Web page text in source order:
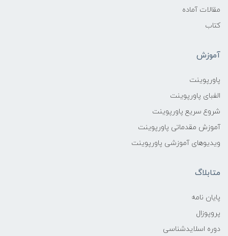
مقالات آماده
کتاب
آموزش
پاورپوینت
الفبای پاورپوینت
شروع سریع پاورپوینت
آموزش مقدماتی پاورپوینت
ویدیوهای آموزشی پاورپوینت
متابلاگ
پایان نامه
پروپوزال
دوره اسلایدشناسی